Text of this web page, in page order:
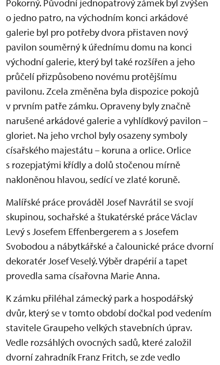
Pokorný. Původní jednopatrový zámek byl zvýšen
o jedno patro, na východním konci arkádové
galerie byl pro potřeby dvora přistaven nový
pavilon souměrný k úřednímu domu na konci
východní galerie, který byl také rozšířen a jeho
průčelí přizpůsobeno novému protějšímu
pavilonu. Zcela změněna byla dispozice pokojů
v prvním patře zámku. Opraveny byly značně
narušené arkádové galerie a vyhlídkový pavilon –
gloriet. Na jeho vrchol byly osazeny symboly
císařského majestátu – koruna a orlice. Orlice
s rozepjatými křídly a dolů stočenou mírně
nakloněnou hlavou, sedící ve zlaté koruně.
Malířské práce prováděl Josef Navrátil se svojí
skupinou, sochařské a štukatérské práce Václav
Levý s Josefem Effenbergerem a s Josefem
Svobodou a nábytkářské a čalounické práce dvorní
dekoratér Josef Veselý. Výběr drapérií a tapet
provedla sama císařovna Marie Anna.
K zámku přiléhal zámecký park a hospodářský
dvůr, který se v tomto období dočkal pod vedením
stavitele Graupeho velkých stavebních úprav.
Vedle rozsáhlých ovocných sadů, které založil
dvorní zahradník Franz Fritch, se zde vedlo